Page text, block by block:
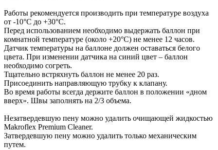
Работы рекомендуется производить при температуре воздуха
от -10°C до +30°C.
Перед использованием необходимо выдержать баллон при
комнатной температуре (около +20°C) не менее 12 часов.
Датчик температуры на баллоне должен оставаться белого
цвета. При изменении датчика на синий цвет – баллон
необходимо согреть.
Тщательно встряхнуть баллон не менее 20 раз.
Присоединить направляющую трубку к клапану.
Во время работы всегда держите баллон в положении «дном
вверх». Швы заполнять на 2/3 объема.
Незатвердевшую пену можно удалить очищающей жидкостью
Makroflex Premium Cleaner.
Затвердевшую пену можно удалить только механическим
путем.